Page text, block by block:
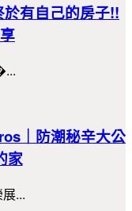
有自己的房子!!
｜防潮秘辛大公
家
...